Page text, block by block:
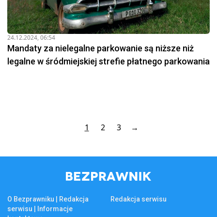
24.12.2024, 06:54
Mandaty za nielegalne parkowanie są niższe niż
legalne w śródmiejskiej strefie płatnego parkowania
1 2 3 →
O Bezprawniku | Redakcja
serwisu | Informacje
Redakcja serwisu